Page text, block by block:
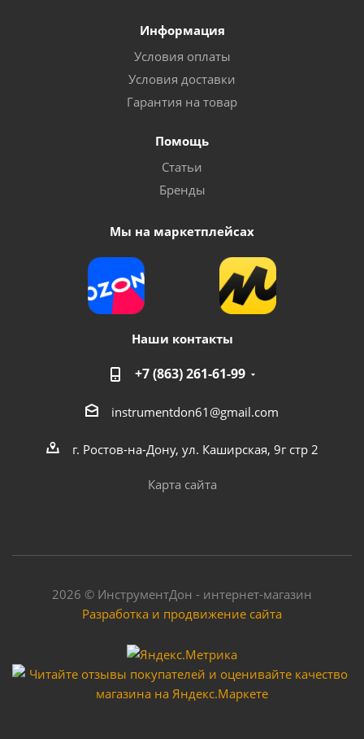
Информация
Условия оплаты
Условия доставки
Гарантия на товар
Помощь
Статьи
Бренды
Мы на маркетплейсах
Наши контакты
+7 (863) 261-61-99
instrumentdon61@gmail.com
г. Ростов-на-Дону, ул. Каширская, 9г стр 2
Карта сайта
2026 © ИнструментДон - интернет-магазин
Разработка и продвижение сайта